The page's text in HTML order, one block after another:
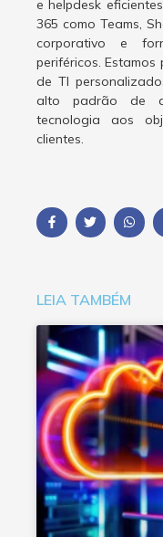
e helpdesk
365 como Teams,
corporativo e
periféricos.
de TI
alto padrão de
tecnologia aos
clientes.
LEIA TAMBÉM